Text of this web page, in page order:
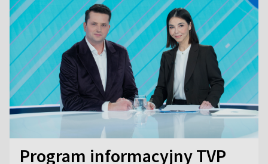
Program informacyjny TVP